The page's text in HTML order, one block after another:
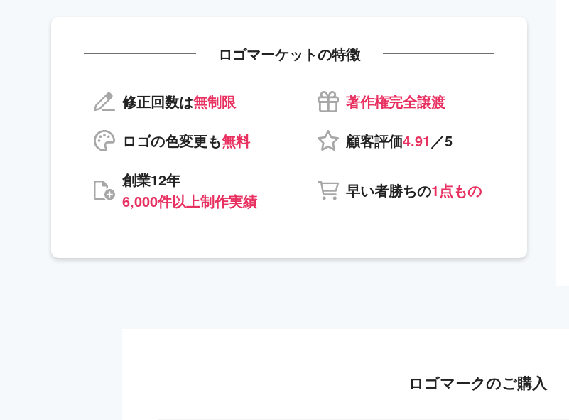
ロゴマーケットの特徴
修正回数は無制限
著作権完全譲渡
ロゴの色変更も無料 顧客評価4.91 ／5
創業12年
6,000件以上制作実績
早い者勝ちの1点もの
ロゴマークのご購入